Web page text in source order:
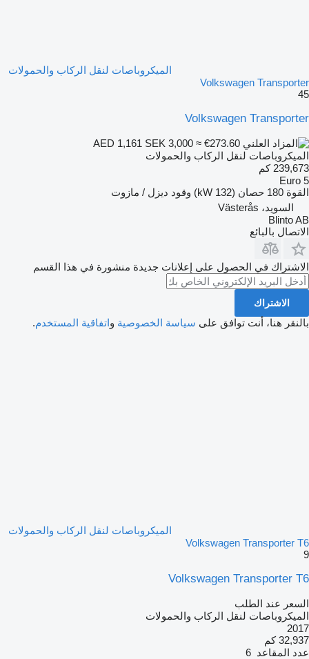
الميكروباصات لنقل الركاب والحمولات
Volkswagen Transporter
45
Volkswagen Transporter
SEK 3,000 ≈ €273.60
الميكروباصات لنقل الركاب والحمولات
239,673 كم
Euro 5
القوة 180 حصان (132 kW) وقود ديزل / مازوت
السويد، Västerås
Blinto AB
الاتصال بالبائع
الاشتراك في الحصول على إعلانات جديدة منشورة في هذا القسم
الاشتراك
بالنقر هنا، أنت توافق على سياسة الخصوصية واتفاقية المستخدم.
الميكروباصات لنقل الركاب والحمولات
Volkswagen Transporter T6
9
Volkswagen Transporter T6
السعر عند الطلب
الميكروباصات لنقل الركاب والحمولات
2017
32,937 كم
عدد المقاعد 6